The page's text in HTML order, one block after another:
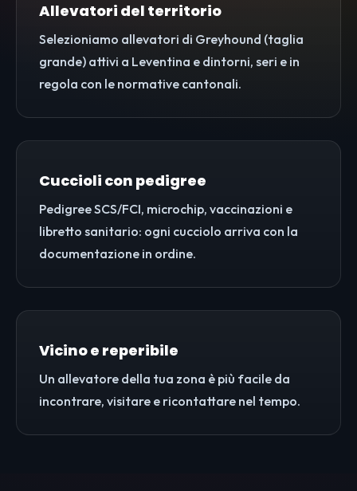
Allevatori del territorio
Selezioniamo allevatori di Greyhound (taglia
grande) attivi a Leventina e dintorni, seri e in
regola con le normative cantonali.
Cuccioli con pedigree
Pedigree SCS/FCI, microchip, vaccinazioni e
libretto sanitario: ogni cucciolo arriva con la
documentazione in ordine.
Vicino e reperibile
Un allevatore della tua zona è più facile da
incontrare, visitare e ricontattare nel tempo.